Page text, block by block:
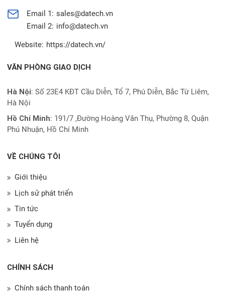
Email 1: sales@datech.vn
Email 2: info@datech.vn
Website: https://datech.vn/
VĂN PHÒNG GIAO DỊCH
Hà Nội: Số 23E4 KĐT Cầu Diễn, Tổ 7, Phú Diễn, Bắc Từ Liêm,
Hà Nội
Hồ Chí Minh: 191/7 ,Đường Hoàng Văn Thụ, Phường 8, Quận
Phú Nhuận, Hồ Chí Minh
VỀ CHÚNG TÔI
Giới thiệu
Lịch sử phát triển
Tin tức
Tuyển dụng
Liên hệ
CHÍNH SÁCH
Chính sách thanh toán